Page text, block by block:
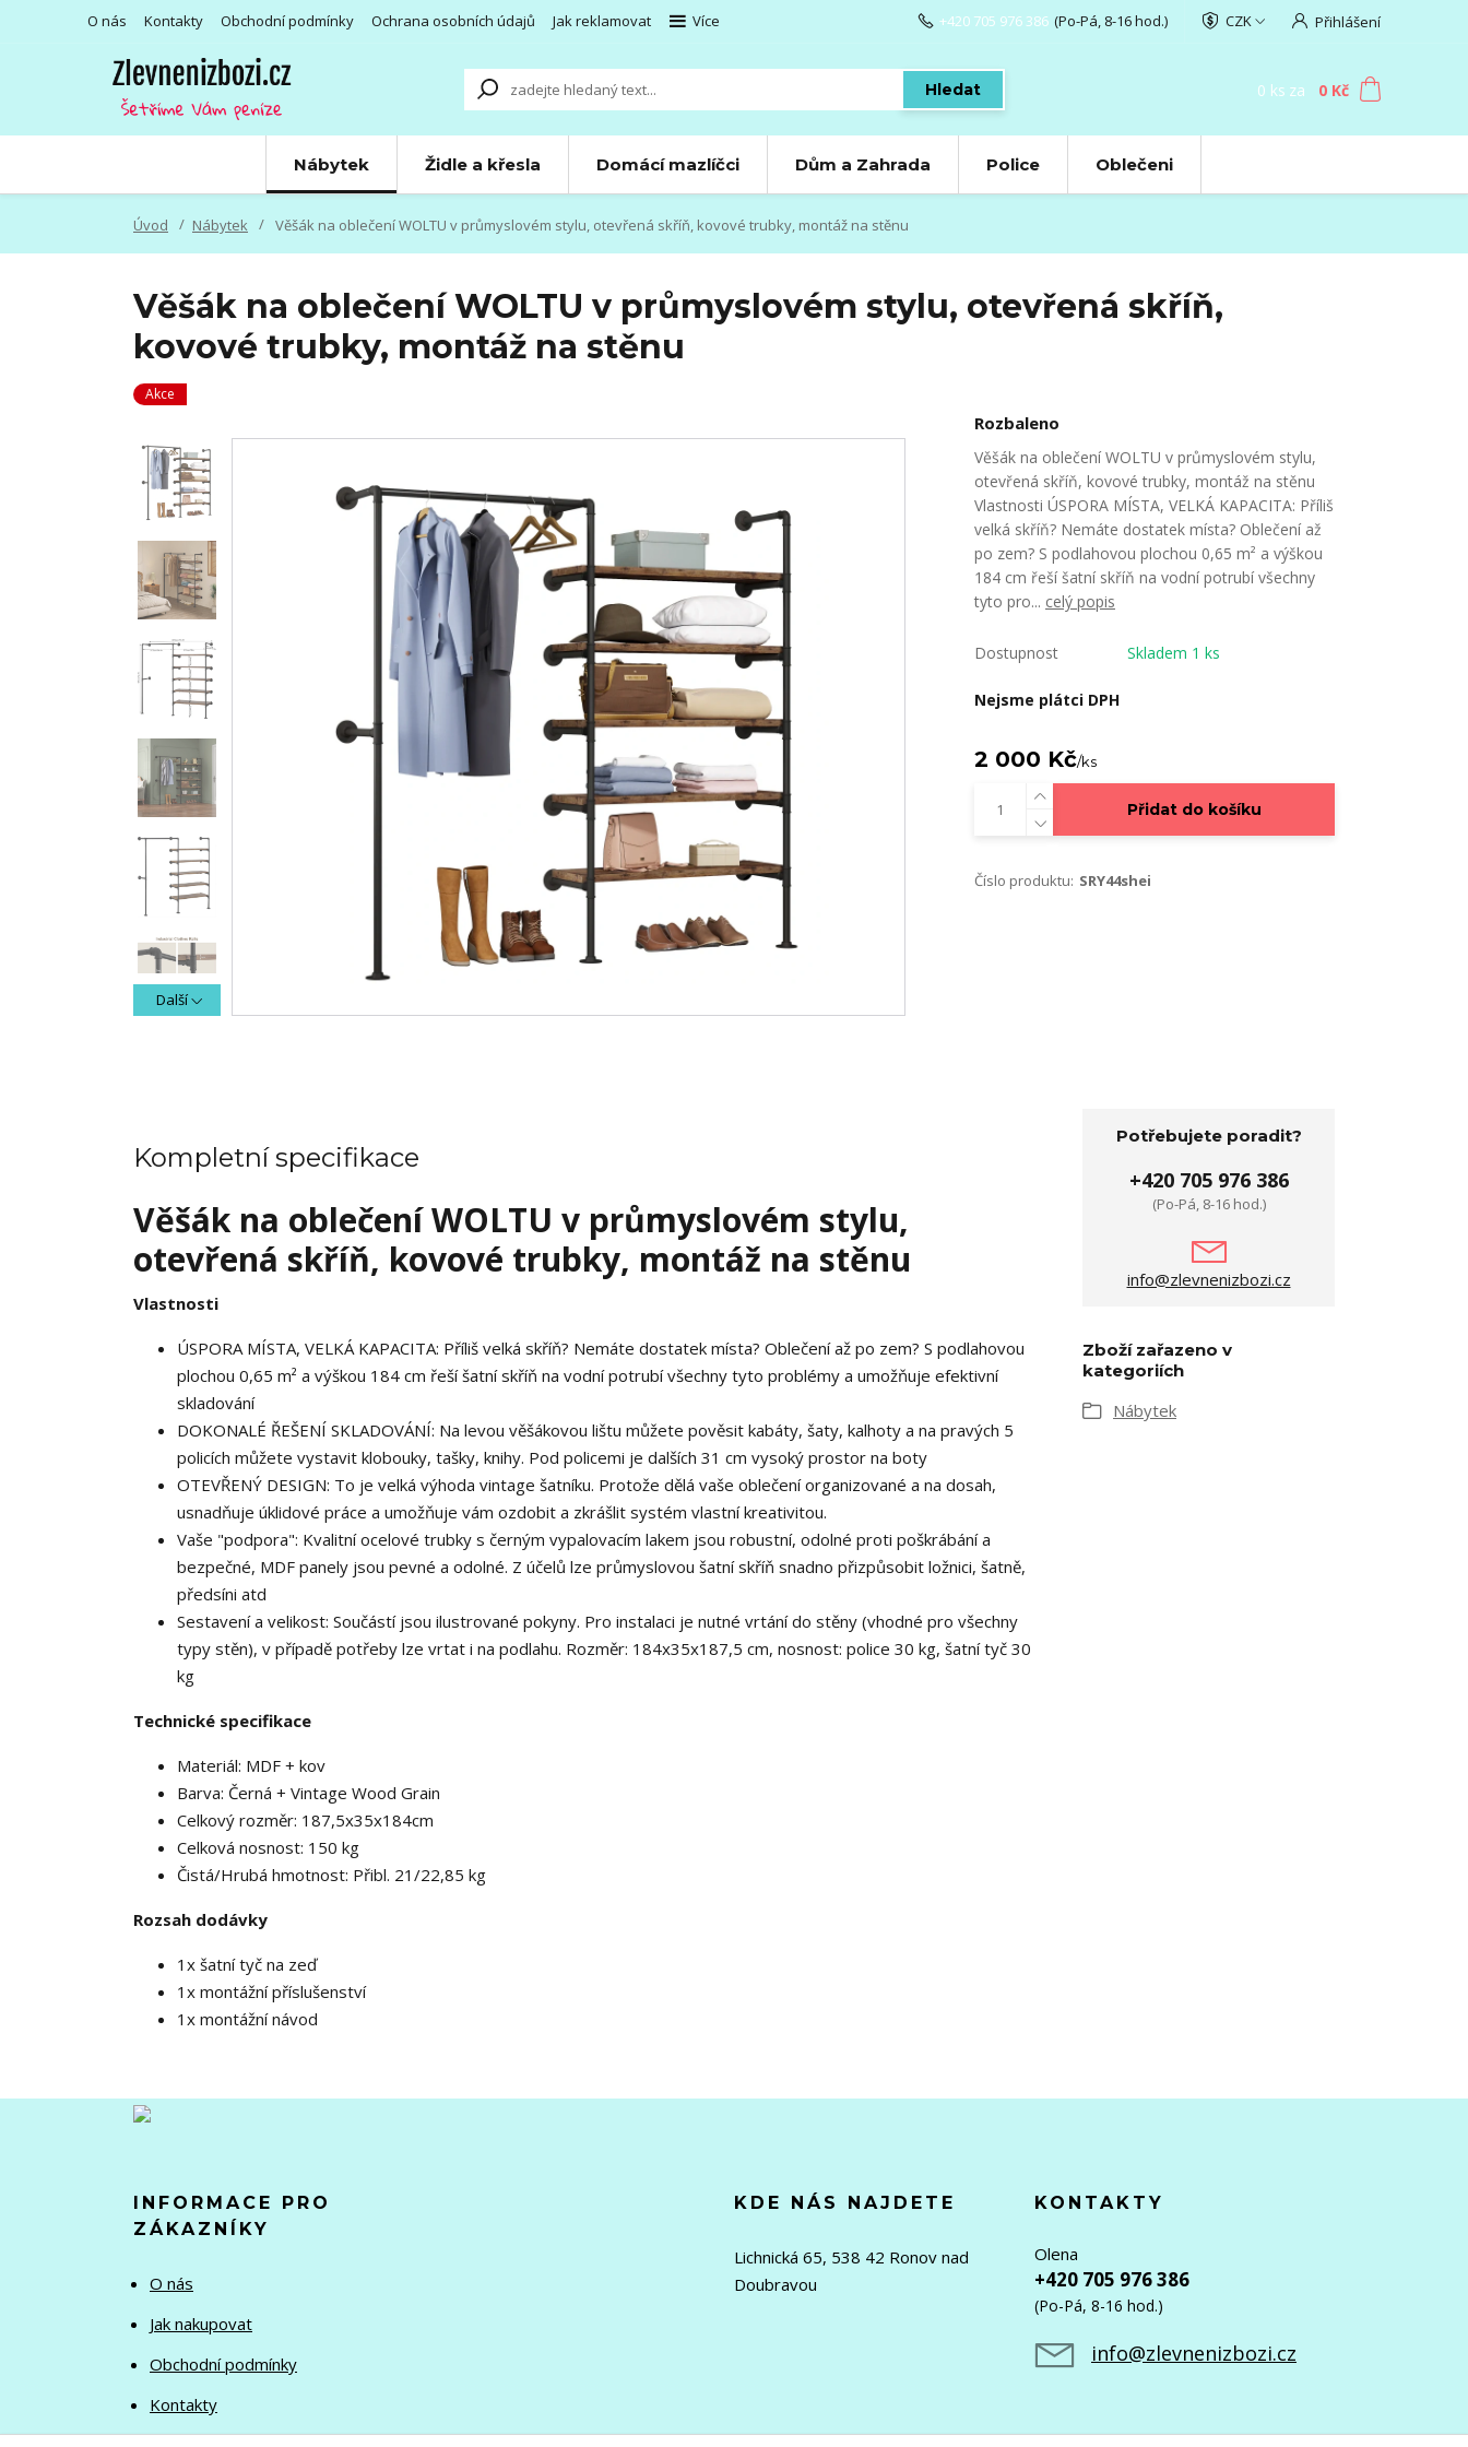
O nás Kontakty Obchodní podmínky Ochrana osobních údajů Jak reklamovat Více CZK Přihlášení
Hledat
+420 705 976 386 (Po-Pá, 8-16 hod.)
0 ks za 0 Kč
Nábytek Židle a křesla Domácí mazlíčci Dům a Zahrada Police Oblečeni
Úvod Nábytek Věšák na oblečení WOLTU v průmyslovém stylu, otevřená skříň, kovové trubky, montáž na stěnu
Věšák na oblečení WOLTU v průmyslovém stylu, otevřená skříň,
kovové trubky, montáž na stěnu
Akce
Další
Rozbaleno
Věšák na oblečení WOLTU v průmyslovém stylu,
otevřená skříň, kovové trubky, montáž na stěnu
Vlastnosti ÚSPORA MÍSTA, VELKÁ KAPACITA: Příliš
velká skříň? Nemáte dostatek místa? Oblečení až
po zem? S podlahovou plochou 0,65 m² a výškou
184 cm řeší šatní skříň na vodní potrubí všechny
tyto pro... celý popis
Dostupnost Skladem 1 ks
Nejsme plátci DPH
2 000 Kč/ks
Přidat do košíku
Číslo produktu: SRY44shei
Kompletní specifikace
Věšák na oblečení WOLTU v průmyslovém stylu,
otevřená skříň, kovové trubky, montáž na stěnu
Vlastnosti
ÚSPORA MÍSTA, VELKÁ KAPACITA: Příliš velká skříň? Nemáte dostatek místa? Oblečení až po zem? S podlahovou
plochou 0,65 m² a výškou 184 cm řeší šatní skříň na vodní potrubí všechny tyto problémy a umožňuje efektivní
skladování
DOKONALÉ ŘEŠENÍ SKLADOVÁNÍ: Na levou věšákovou lištu můžete pověsit kabáty, šaty, kalhoty a na pravých 5
policích můžete vystavit klobouky, tašky, knihy. Pod policemi je dalších 31 cm vysoký prostor na boty
OTEVŘENÝ DESIGN: To je velká výhoda vintage šatníku. Protože dělá vaše oblečení organizované a na dosah,
usnadňuje úklidové práce a umožňuje vám ozdobit a zkrášlit systém vlastní kreativitou.
Vaše "podpora": Kvalitní ocelové trubky s černým vypalovacím lakem jsou robustní, odolné proti poškrábání a
bezpečné, MDF panely jsou pevné a odolné. Z účelů lze průmyslovou šatní skříň snadno přizpůsobit ložnici, šatně,
předsíni atd
Sestavení a velikost: Součástí jsou ilustrované pokyny. Pro instalaci je nutné vrtání do stěny (vhodné pro všechny
typy stěn), v případě potřeby lze vrtat i na podlahu. Rozměr: 184x35x187,5 cm, nosnost: police 30 kg, šatní tyč 30
kg
Technické specifikace
Materiál: MDF + kov
Barva: Černá + Vintage Wood Grain
Celkový rozměr: 187,5x35x184cm
Celková nosnost: 150 kg
Čistá/Hrubá hmotnost: Přibl. 21/22,85 kg
Rozsah dodávky
1x šatní tyč na zeď
1x montážní příslušenství
1x montážní návod
Potřebujete poradit?
+420 705 976 386
(Po-Pá, 8-16 hod.)
info@zlevnenizbozi.cz
Zboží zařazeno v
kategoriích
Nábytek
INFORMACE PRO
ZÁKAZNÍKY
O nás
Jak nakupovat
Obchodní podmínky
Kontakty
KDE NÁS NAJDETE
Lichnická 65, 538 42 Ronov nad
Doubravou
KONTAKTY
Olena
+420 705 976 386
(Po-Pá, 8-16 hod.)
info@zlevnenizbozi.cz